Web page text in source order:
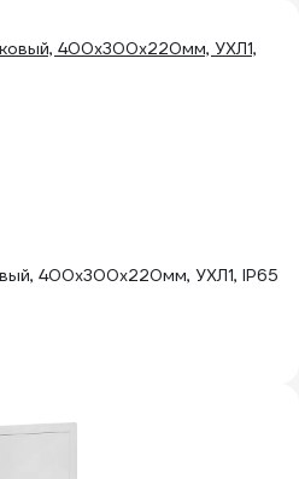
400х300х220мм, УХЛ1, IP65